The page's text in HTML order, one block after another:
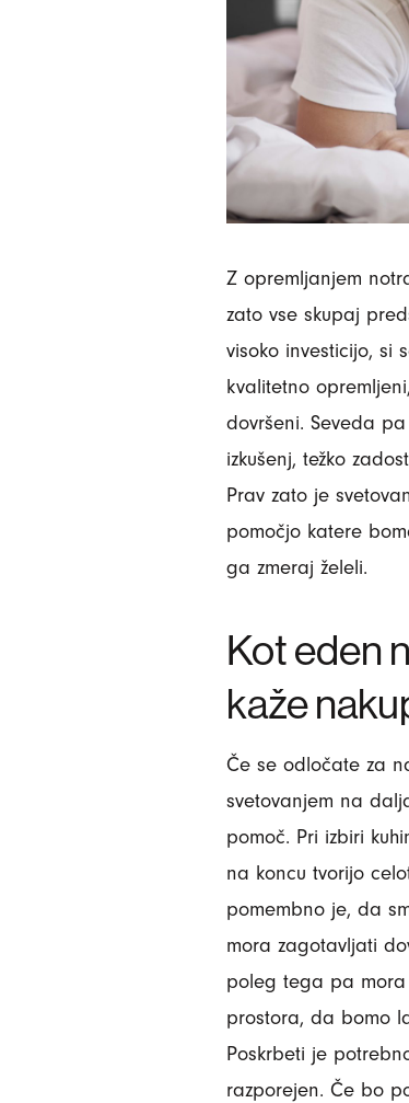
Z opremljanjem
zato vse skupaj
visoko investicijo, si
kvalitetno
dovršeni. Seveda
izkušenj, težko
Prav zato je
pomočjo katere
ga zmeraj želeli.
Kot eden
kaže
Če se odločate za
svetovanjem na
pomoč. Pri izbiri
na koncu tvorijo
pomembno je, da
mora zagotavljati
poleg tega pa
prostora, da bomo
Poskrbeti je
razporejen. Če bo